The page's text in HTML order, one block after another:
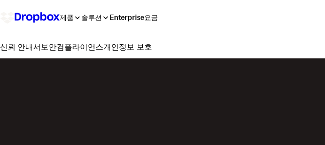
제품 솔루션 Enterprise요금
신뢰 안내서 보안컴플라이언스개인정보 보호